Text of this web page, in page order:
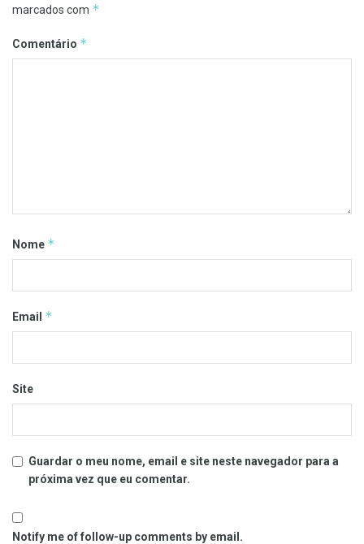
marcados com *
Comentário *
Nome *
Email *
Site
Guardar o meu nome, email e site neste navegador para a
próxima vez que eu comentar.
Notify me of follow-up comments by email.